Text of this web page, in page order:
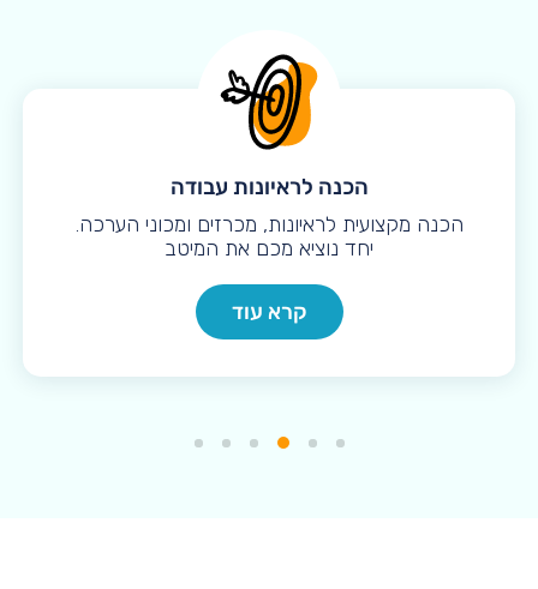
הכנה לראיונות עבודה
הכנה מקצועית לראיונות, מכרזים ומכוני הערכה.
יחד נוציא מכם את המיטב
קרא עוד